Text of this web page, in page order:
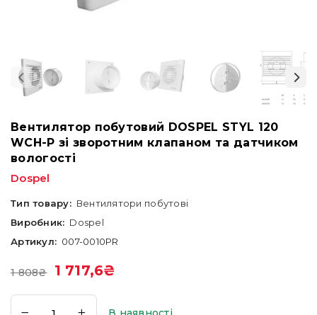
Вентилятор побутовий DOSPEL STYL 120
WCH-P зі зворотним клапаном та датчиком
вологості
Dospel
Тип товару: Вентилятори побутові
Виробник: Dospel
Артикул: 007-0010PR
1 808₴ 1 717,6₴